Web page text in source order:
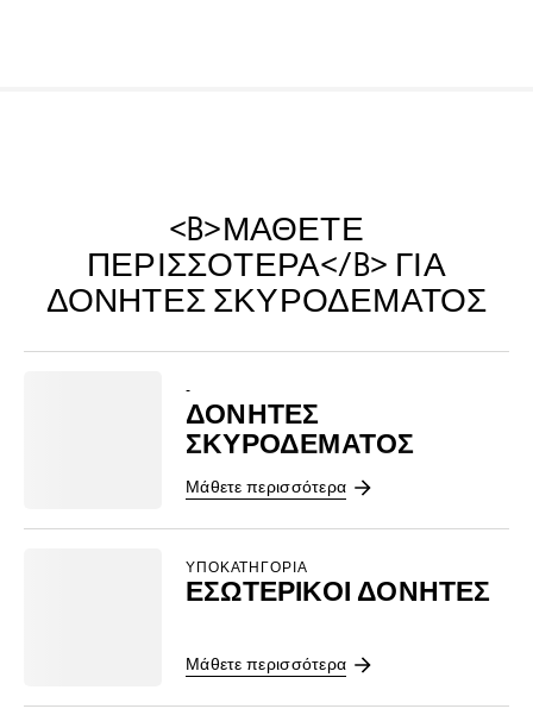
<B>ΜΆΘΕΤΕ
ΠΕΡΙΣΣΌΤΕΡΑ</B> ΓΙΑ
ΔΟΝΗΤΈΣ ΣΚΥΡΟΔΈΜΑΤΟΣ
-
ΔΟΝΗΤΈΣ
ΣΚΥΡΟΔΈΜΑΤΟΣ
Μάθετε περισσότερα
ΥΠΟΚΑΤΗΓΟΡΊΑ
ΕΣΩΤΕΡΙΚΟΊ ΔΟΝΗΤΈΣ
Μάθετε περισσότερα